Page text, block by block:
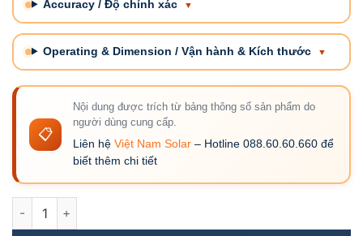
Accuracy / Độ chính xác
Operating & Dimension / Vận hành & Kích thước
📋
Nội dung được trích từ bảng thông số sản phẩm do
người dùng cung cấp.
Liên hệ Việt Nam Solar – Hotline 088.60.60.660 để
biết thêm chi tiết
DTSD1352-C-3*1(6)A-Solis-Meter Solis 3 pha (Kèm 3 CT